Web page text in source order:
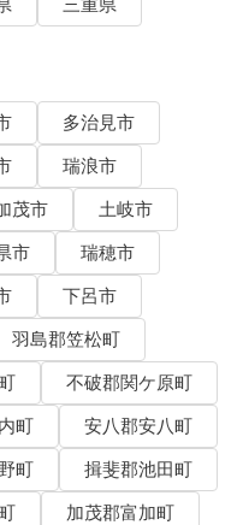
多治見市
瑞浪市
茂市
土岐市
市
瑞穂市
下呂市
羽島郡笠松町
不破郡関ケ原町
町
安八郡安八町
町
揖斐郡池田町
加茂郡富加町